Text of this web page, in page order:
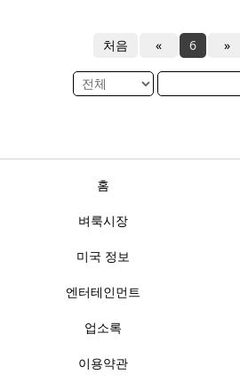
처음 « 6 »
홈
벼룩시장
미국 정보
엔터테인먼트
업소록
이용약관